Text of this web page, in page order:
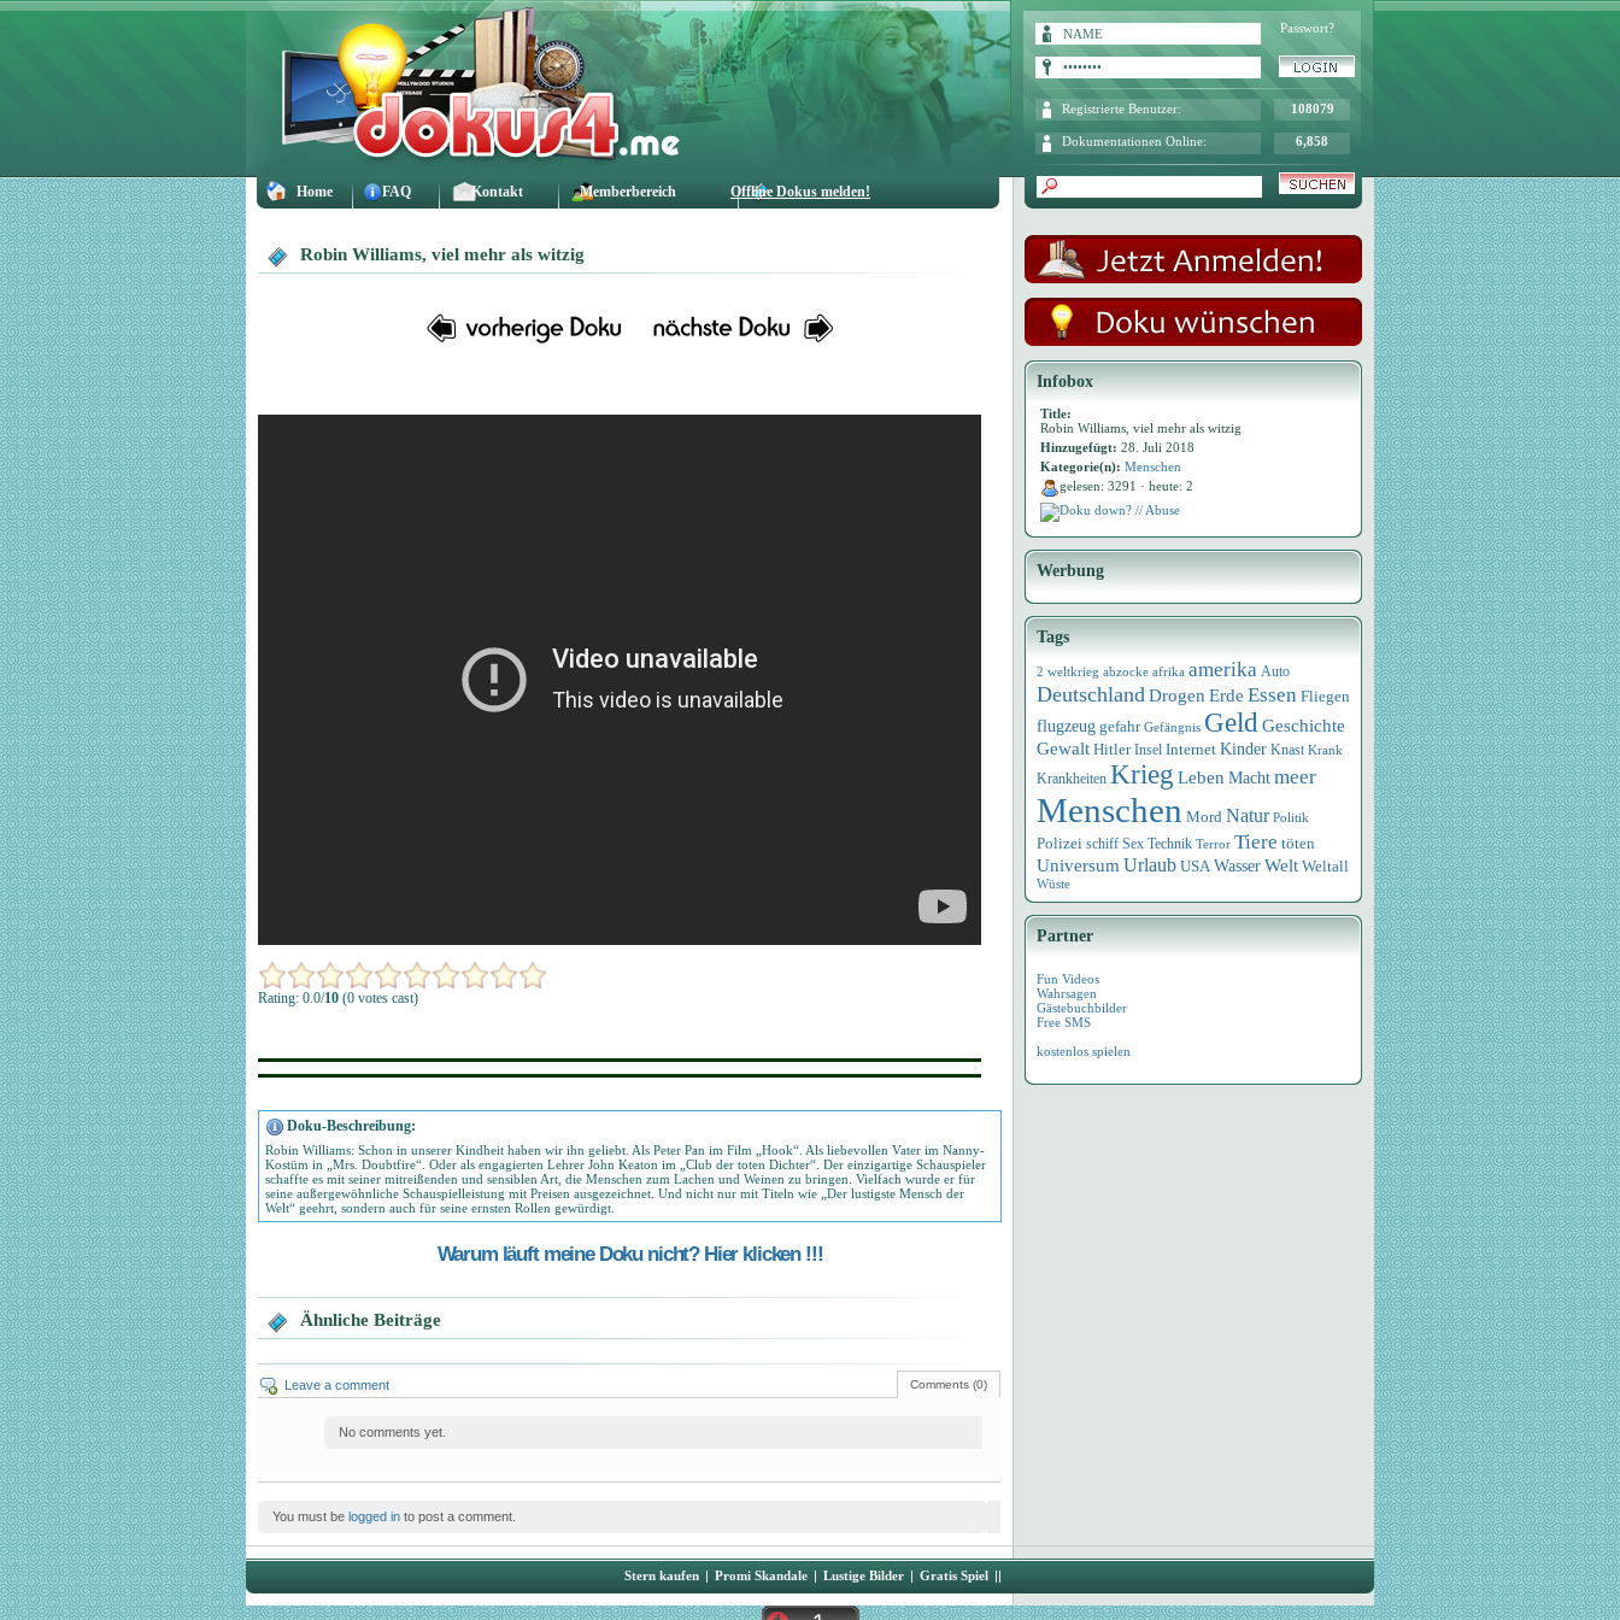
Home FAQ Kontakt Memberbereich Offline Dokus melden!
Passwort?
Registrierte Benutzer: 108079
Dokumentationen Online: 6,858
Robin Williams, viel mehr als witzig
Rating: 0.0/10 (0 votes cast)
Doku-Beschreibung:
Robin Williams: Schon in unserer Kindheit haben wir ihn geliebt. Als Peter Pan im Film „Hook“. Als liebevollen Vater im Nanny-
Kostüm in „Mrs. Doubtfire“. Oder als engagierten Lehrer John Keaton im „Club der toten Dichter“. Der einzigartige Schauspieler
schaffte es mit seiner mitreißenden und sensiblen Art, die Menschen zum Lachen und Weinen zu bringen. Vielfach wurde er für
seine außergewöhnliche Schauspielleistung mit Preisen ausgezeichnet. Und nicht nur mit Titeln wie „Der lustigste Mensch der
Welt“ geehrt, sondern auch für seine ernsten Rollen gewürdigt.
Warum läuft meine Doku nicht? Hier klicken !!!
Ähnliche Beiträge
Comments (0)
Leave a comment
No comments yet.
You must be logged in to post a comment.
Infobox
Title:
Robin Williams, viel mehr als witzig
Hinzugefügt: 28. Juli 2018
Kategorie(n): Menschen
gelesen: 3291 · heute: 2
Doku down? // Abuse
Werbung
Tags
2 weltkrieg abzocke afrika amerika Auto
DeutschlandDrogen Erde Essen Fliegen
flugzeug gefahr Gefängnis GeldGeschichte
Gewalt Hitler Insel Internet Kinder Knast Krank
Krankheiten Krieg Leben Macht meer
Menschen Mord Natur Politik
Polizei schiff Sex Technik Terror Tiere töten
Universum Urlaub USA WasserWelt Weltall
Wüste
Partner
Fun Videos
Wahrsagen
Gästebuchbilder
Free SMS
kostenlos spielen
Stern kaufen | Promi Skandale | Lustige Bilder | Gratis Spiel ||